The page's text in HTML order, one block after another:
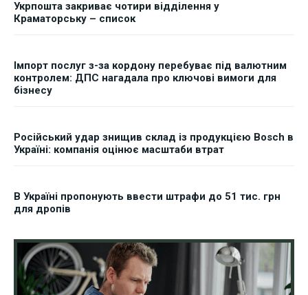
Укрпошта закриває чотири відділення у
Краматорську – список
Імпорт послуг з-за кордону перебуває під валютним
контролем: ДПС нагадала про ключові вимоги для
бізнесу
Російський удар знищив склад із продукцією Bosch в
Україні: компанія оцінює масштаби втрат
В Україні пропонують ввести штрафи до 51 тис. грн
для дропів